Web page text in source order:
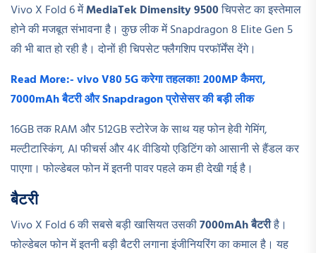
Vivo X Fold 6 मेंMediaTek Dimensity 9500चिपसेट का इस्तेमाल
होने की मजबूत संभावना है। कुछ लीक में Snapdragon 8 Elite Gen 5
की भी बात हो रही है। दोनों ही चिपसेट फ्लैगशिप परफॉर्मेंस देंगे।
Read More:- vivo V80 5G करेगा तहलका! 200MP कैमरा,
7000mAh बैटरी और Snapdragon प्रोसेसर की बड़ी लीक
16GB तक RAM और 512GB स्टोरेज के साथ यह फोन हेवी गेमिंग,
मल्टीटास्किंग, AI फीचर्स और 4K वीडियो एडिटिंग को आसानी से हैंडल कर
पाएगा। फोल्डेबल फोन में इतनी पावर पहले कम ही देखी गई है।
बैटरी
Vivo X Fold 6 की सबसे बड़ी खासियत उसकी7000mAh बैटरीहै।
फोल्डेबल फोन में इतनी बड़ी बैटरी लगाना इंजीनियरिंग का कमाल है। यह